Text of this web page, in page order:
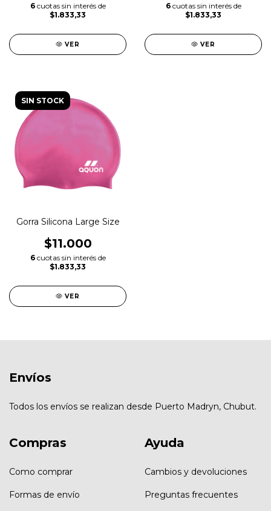
6 cuotas sin interés de
$1.833,33
VER
6 cuotas sin interés de
$1.833,33
VER
SIN STOCK
Gorra Silicona Large Size
$11.000
6 cuotas sin interés de
$1.833,33
VER
Envíos
Todos los envíos se realizan desde Puerto Madryn, Chubut.
Compras
Como comprar
Formas de envío
Ayuda
Cambios y devoluciones
Preguntas frecuentes